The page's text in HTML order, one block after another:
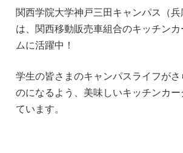
関西学院大学神戸三田キャンパス（
は、関西移動販売車組合のキッチンカ
ムに活躍中！
学生の皆さまのキャンパスライフがさ
のになるよう、美味しいキッチンカー
ています。